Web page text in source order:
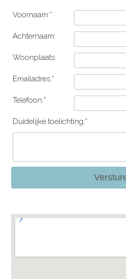
Voornaam:*
Achternaam:
Woonplaats:
Emailadres:*
Telefoon:*
Duidelijke toelichting:*